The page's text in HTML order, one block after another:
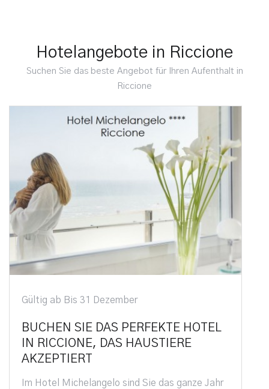
Hotelangebote in Riccione
Suchen Sie das beste Angebot für Ihren Aufenthalt in
Riccione
Gültig ab Bis 31 Dezember
BUCHEN SIE DAS PERFEKTE HOTEL
IN RICCIONE, DAS HAUSTIERE
AKZEPTIERT
Im Hotel Michelangelo sind Sie das ganze Jahr